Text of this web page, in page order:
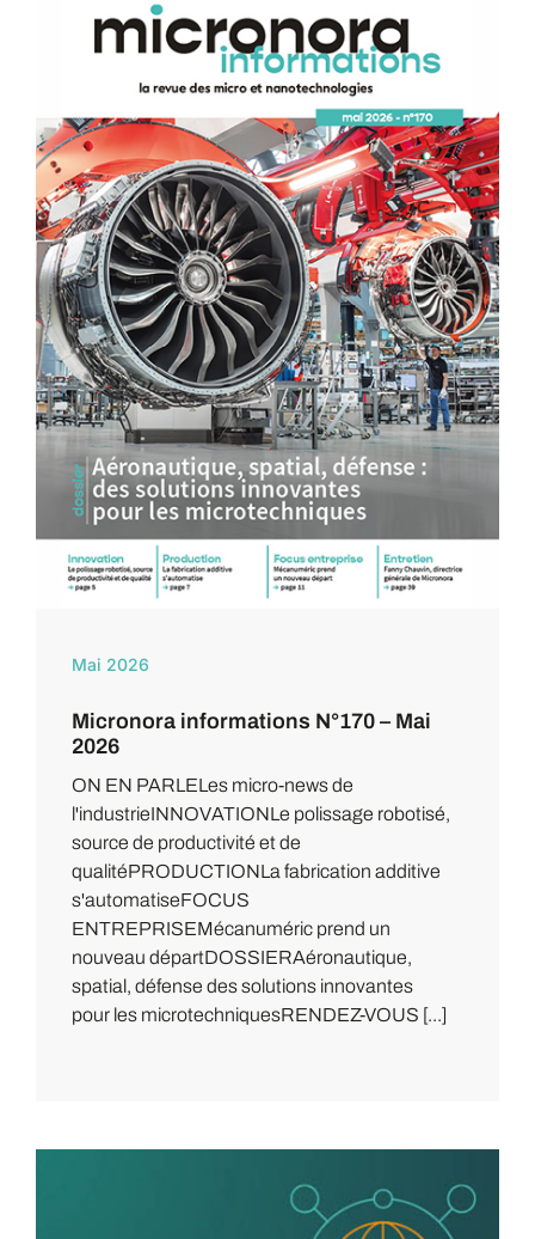
Mai 2026
Micronora informations N°170 – Mai
2026
ON EN PARLELes micro-news de
l'industrieINNOVATIONLe polissage robotisé,
source de productivité et de
qualitéPRODUCTIONLa fabrication additive
s'automatiseFOCUS
ENTREPRISEMécanuméric prend un
nouveau départDOSSIERAéronautique,
spatial, défense des solutions innovantes
pour les microtechniquesRENDEZ-VOUS [...]